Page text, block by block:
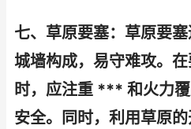
七、草原要塞：草原要
城墙构成，易守难攻。
时，应注重 *** 和火力
安全。同时，利用草原